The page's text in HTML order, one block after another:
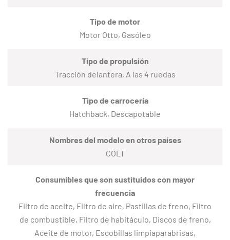
Tipo de motor
Motor Otto, Gasóleo
Tipo de propulsión
Tracción delantera, A las 4 ruedas
Tipo de carrocería
Hatchback, Descapotable
Nombres del modelo en otros países
COLT
Consumibles que son sustituidos con mayor
frecuencia
Filtro de aceite, Filtro de aire, Pastillas de freno, Filtro
de combustible, Filtro de habitáculo, Discos de freno,
Aceite de motor, Escobillas limpiaparabrisas,